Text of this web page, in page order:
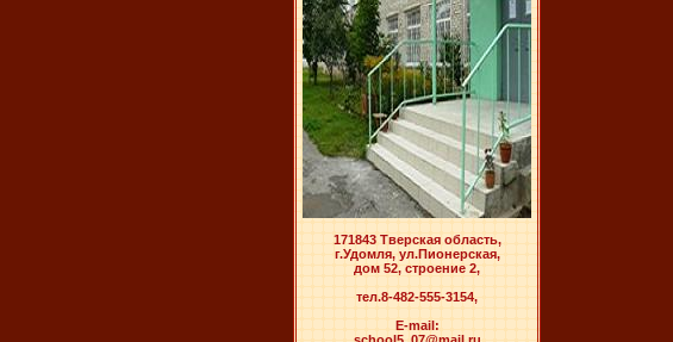
171843 Тверская область,
г.Удомля, ул.Пионерская,
дом 52, строение 2,
тел.8-482-555-3154,
E-mail: